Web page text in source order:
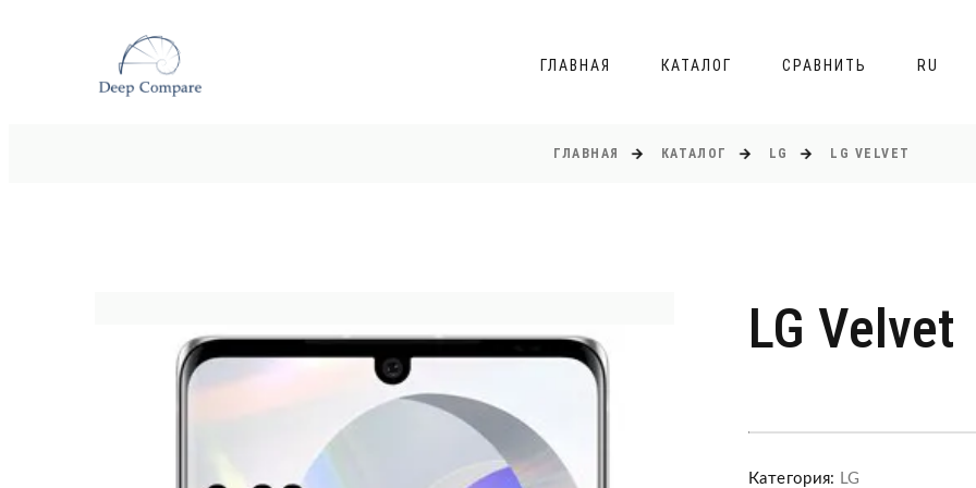
ГЛАВНАЯ КАТАЛОГ СРАВНИТЬ RU
ГЛАВНАЯ КАТАЛОГ LG LG VELVET
LG Velvet
Категория: LG